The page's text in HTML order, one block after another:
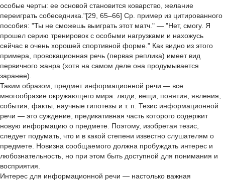
особые черты: ее основой становится коварство, желание
переиграть собеседника."[29, 65–66] Ср. пример из цитированного
пособия: "Ты не сможешь выиграть этот матч." — "Нет, смогу. Я
прошел серию тренировок с особыми нагрузками и нахожусь
сейчас в очень хорошей спортивной форме." Как видно из этого
примера, провокационная речь (первая реплика) имеет вид
первичного жанра (хотя на самом деле она продумывается
заранее).
Таким образом, предмет информационной речи — все
многообразие окружающего мира: люди, вещи, понятия, явления,
события, факты, научные гипотезы и т. п. Тезис информационной
речи — это суждение, предикативная часть которого содержит
новую информацию о предмете. Поэтому, изобретая тезис,
следует подумать, что и в какой степени известно слушателям о
предмете. Новизна сообщаемого должна пробуждать интерес и
любознательность, но при этом быть доступной для понимания и
восприятия.
Интерес для информационной речи — настолько важная